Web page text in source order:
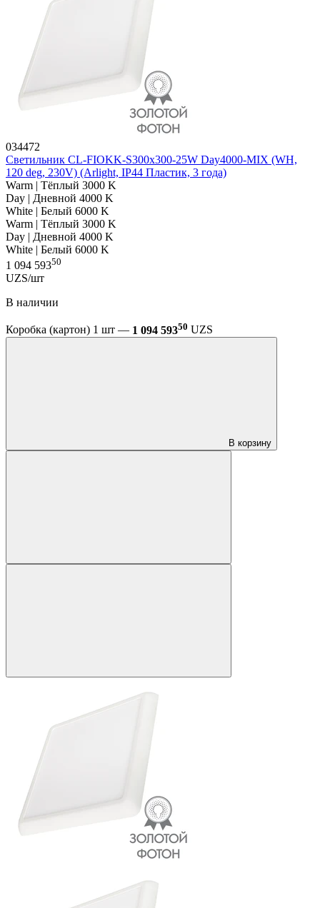
034472
Светильник CL-FIOKK-S300x300-25W Day4000-MIX (WH,
120 deg, 230V) (Arlight, IP44 Пластик, 3 года)
Warm | Тёплый 3000 K
Day | Дневной 4000 K
White | Белый 6000 K
Warm | Тёплый 3000 K
Day | Дневной 4000 K
White | Белый 6000 K
1 094 59350
UZS/шт
В наличии
Коробка (картон) 1 шт — 1 094 59350 UZS
В корзину